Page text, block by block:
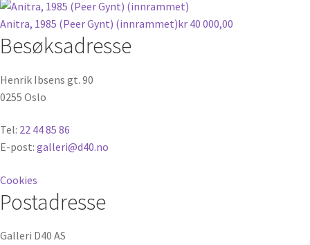
Anitra, 1985 (Peer Gynt) (innrammet)kr 40 000,00
Besøksadresse
Henrik Ibsens gt. 90
0255 Oslo
Tel: 22 44 85 86
E-post: galleri@d40.no
Cookies
Postadresse
Galleri D40 AS